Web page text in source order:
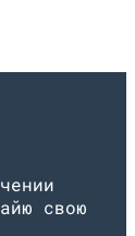
свою